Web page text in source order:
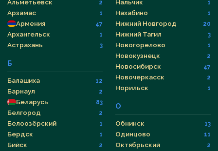
Альметьевск 2
Арзамас 1
Армения 47
Архангельск 1
Астрахань 3
Б
Балашиха 12
Барнаул 2
Беларусь 83
Белгород 2
Белоозёрский 1
Бердск 1
Бийск 2
Нальчик 1
Нахабино 1
Нижний Новгород 20
Нижний Тагил 3
Новогорелово 1
Новокузнецк 2
Новосибирск 47
Новочеркасск 2
Норильск 1
О
Обнинск 13
Одинцово 11
Октябрьский 2